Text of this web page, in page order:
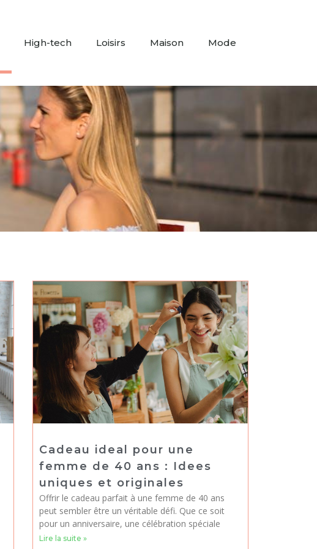
High-tech Loisirs Maison Mode
Cadeau ideal pour une
femme de 40 ans : Idees
uniques et originales
Offrir le cadeau parfait à une femme de 40 ans
peut sembler être un véritable défi. Que ce soit
pour un anniversaire, une célébration spéciale
Lire la suite »